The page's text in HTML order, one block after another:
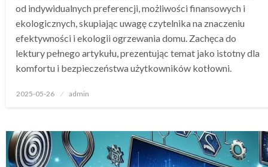
od indywidualnych preferencji, możliwości finansowych i
ekologicznych, skupiając uwagę czytelnika na znaczeniu
efektywności i ekologii ogrzewania domu. Zachęca do
lektury pełnego artykułu, prezentując temat jako istotny dla
komfortu i bezpieczeństwa użytkowników kotłowni.
Opublikowane
2025-05-26 admin